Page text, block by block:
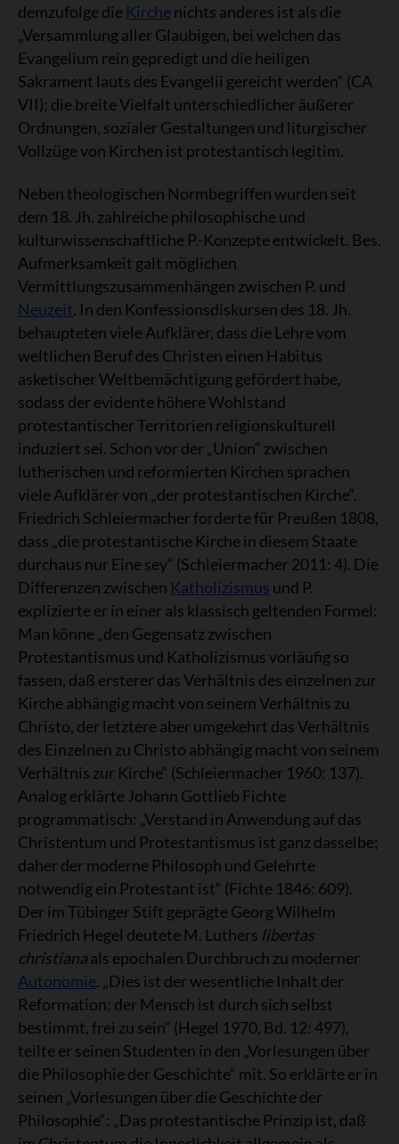
demzufolge die Kirchenichts anderes ist als die
„Versammlung aller Glaubigen, bei welchen das
Evangelium rein gepredigt und die heiligen
Sakrament lauts des Evangelii gereicht werden“ (CA
VII); die breite Vielfalt unterschiedlicher äußerer
Ordnungen, sozialer Gestaltungen und liturgischer
Vollzüge von Kirchen ist protestantisch legitim.
Neben theologischen Normbegriffen wurden seit
dem 18. Jh. zahlreiche philosophische und
kulturwissenschaftliche P.-Konzepte entwickelt. Bes.
Aufmerksamkeit galt möglichen
Vermittlungszusammenhängen zwischen P. und
Neuzeit. In den Konfessionsdiskursen des 18. Jh.
behaupteten viele Aufklärer, dass die Lehre vom
weltlichen Beruf des Christen einen Habitus
asketischer Weltbemächtigung gefördert habe,
sodass der evidente höhere Wohlstand
protestantischer Territorien religionskulturell
induziert sei. Schon vor der „Union“ zwischen
lutherischen und reformierten Kirchen sprachen
viele Aufklärer von „der protestantischen Kirche“.
Friedrich Schleiermacher forderte für Preußen 1808,
dass „die protestantische Kirche in diesem Staate
durchaus nur Eine sey“ (Schleiermacher 2011: 4). Die
Differenzen zwischen Katholizismus und P.
explizierte er in einer als klassisch geltenden Formel:
Man könne „den Gegensatz zwischen
Protestantismus und Katholizismus vorläufig so
fassen, daß ersterer das Verhältnis des einzelnen zur
Kirche abhängig macht von seinem Verhältnis zu
Christo, der letztere aber umgekehrt das Verhältnis
des Einzelnen zu Christo abhängig macht von seinem
Verhältnis zur Kirche“ (Schleiermacher 1960: 137).
Analog erklärte Johann Gottlieb Fichte
programmatisch: „Verstand in Anwendung auf das
Christentum und Protestantismus ist ganz dasselbe;
daher der moderne Philosoph und Gelehrte
notwendig ein Protestant ist“ (Fichte 1846: 609).
Der im Tübinger Stift geprägte Georg Wilhelm
Friedrich Hegel deutete M. Luthers libertas
christianaals epochalen Durchbruch zu moderner
Autonomie. „Dies ist der wesentliche Inhalt der
Reformation; der Mensch ist durch sich selbst
bestimmt, frei zu sein“ (Hegel 1970, Bd. 12: 497),
teilte er seinen Studenten in den „Vorlesungen über
die Philosophie der Geschichte“ mit. So erklärte er in
seinen „Vorlesungen über die Geschichte der
Philosophie“: „Das protestantische Prinzip ist, daß